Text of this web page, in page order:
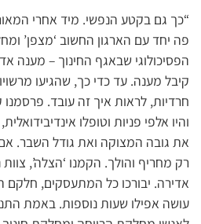
“כך גם בקטע הנפשי. מיד אחרי
פה יחד עם הארגון החשוב ‘מצפן’
הפסיכולוגי שבאגף החינוך – מענה
קיבל מענה. עד כדי כך, שהגיעו
והיו אלפי פניות וטופלו
את גובה המצוקה ואת גודל השבר.
רק מחריף והולך. הקמנו ‘הצלה’,
אדירה. יבורכו כל המתעסקים, חלקם
עושה אפילו שעות נוספות. באמת